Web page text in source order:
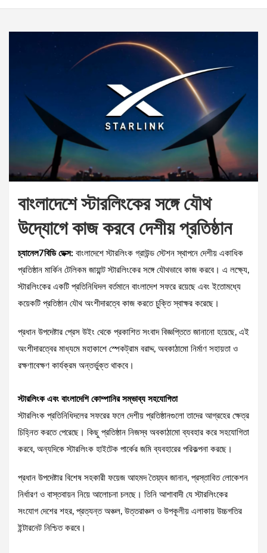
বাংলাদেশে স্টারলিংকের সঙ্গে যৌথ
উদ্যোগে কাজ করবে দেশীয় প্রতিষ্ঠান
চ্যানেল7বিডি ডেক্স: বাংলাদেশে স্টারলিংক গ্রাউন্ড স্টেশন স্থাপনে দেশীয় একাধিক
প্রতিষ্ঠান মার্কিন টেলিকম জায়ান্ট স্টারলিংকের সঙ্গে যৌথভাবে কাজ করবে। এ লক্ষ্যে,
স্টারলিংকের একটি প্রতিনিধিদল বর্তমানে বাংলাদেশ সফরে রয়েছে এবং ইতোমধ্যে
কয়েকটি প্রতিষ্ঠান যৌথ অংশীদারত্বে কাজ করতে চুক্তি স্বাক্ষর করেছে।
প্রধান উপদেষ্টার প্রেস উইং থেকে প্রকাশিত সংবাদ বিজ্ঞপ্তিতে জানানো হয়েছে, এই
অংশীদারত্বের মাধ্যমে মহাকাশে স্পেকট্রাম বরাদ্দ, অবকাঠামো নির্মাণ সহায়তা ও
রক্ষণাবেক্ষণ কার্যক্রম অন্তর্ভুক্ত থাকবে।
স্টারলিংক এবং বাংলাদেশি কোম্পানির সম্ভাব্য সহযোগিতা
স্টারলিংক প্রতিনিধিদলের সফরের ফলে দেশীয় প্রতিষ্ঠানগুলো তাদের আগ্রহের ক্ষেত্র
চিহ্নিত করতে পেরেছে। কিছু প্রতিষ্ঠান নিজস্ব অবকাঠামো ব্যবহার করে সহযোগিতা
করবে, অন্যদিকে স্টারলিংক হাইটেক পার্কের জমি ব্যবহারের পরিকল্পনা করছে।
প্রধান উপদেষ্টার বিশেষ সহকারী ফয়েজ আহমদ তৈয়্যব জানান, প্রস্তাবিত লোকেশন
নির্ধারণ ও বাস্তবায়ন নিয়ে আলোচনা চলছে। তিনি আশাবাদী যে স্টারলিংকের
সংযোগ দেশের শহর, প্রত্যন্ত অঞ্চল, উত্তরাঞ্চল ও উপকূলীয় এলাকায় উচ্চগতির
ইন্টারনেট নিশ্চিত করবে।